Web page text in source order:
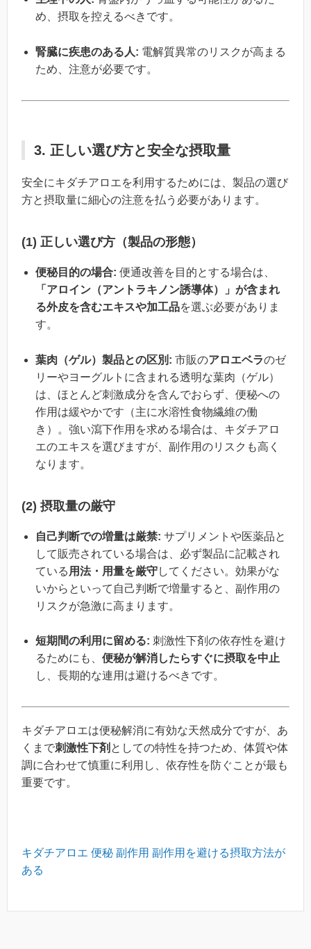
め、摂取を控えるべきです。
腎臓に疾患のある人: 電解質異常のリスクが高まる
ため、注意が必要です。
3. 正しい選び方と安全な摂取量
安全にキダチアロエを利用するためには、製品の選び
方と摂取量に細心の注意を払う必要があります。
(1) 正しい選び方（製品の形態）
便秘目的の場合: 便通改善を目的とする場合は、
「アロイン（アントラキノン誘導体）」 が含まれ
る外皮を含むエキスや加工品を選ぶ必要がありま
す。
葉肉（ゲル）製品との区別: 市販のアロエベラのゼ
リーやヨーグルトに含まれる透明な葉肉（ゲル）
は、ほとんど刺激成分を含んでおらず、便秘への
作用は緩やかです（主に水溶性食物繊維の働
き）。強い瀉下作用を求める場合は、キダチアロ
エのエキスを選びますが、副作用のリスクも高く
なります。
(2) 摂取量の厳守
自己判断での増量は厳禁: サプリメントや医薬品と
して販売されている場合は、必ず製品に記載され
ている 用法・用量を厳守してください。効果がな
いからといって自己判断で増量すると、副作用の
リスクが急激に高まります。
短期間の利用に留める: 刺激性下剤の依存性を避け
るためにも、 便秘が解消したらすぐに摂取を中止
し、長期的な連用は避けるべきです。
キダチアロエは便秘解消に有効な天然成分ですが、あ
くまで刺激性下剤 としての特性を持つため、体質や体
調に合わせて慎重に利用し、依存性を防ぐことが最も
重要です。
キダチアロエ 便秘 副作用 副作用を避ける摂取方法が
ある